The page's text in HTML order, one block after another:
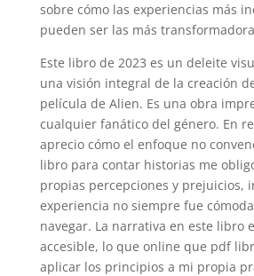
sobre cómo las experiencias más
pueden ser las más
Este libro de 2023 es un deleite
una visión integral de la creación
película de Alien. Es una obra
cualquier fanático del género. En
aprecio cómo el enfoque no
libro para contar historias me
propias percepciones y prejuicios,
experiencia no siempre fue
navegar. La narrativa en este libro
accesible, lo que online que pdf
aplicar los principios a mi propia